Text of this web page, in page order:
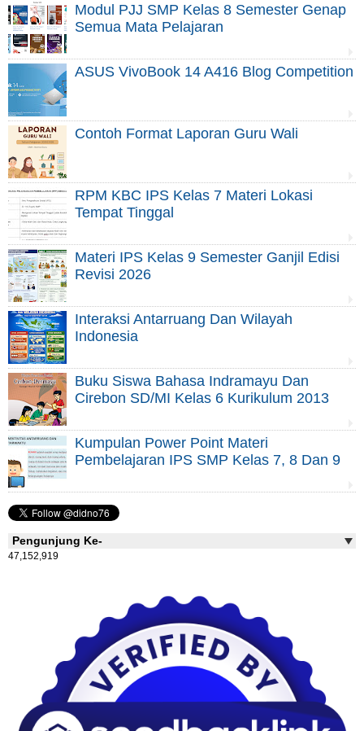
Modul PJJ SMP Kelas 8 Semester Genap
Semua Mata Pelajaran
ASUS VivoBook 14 A416 Blog Competition
Contoh Format Laporan Guru Wali
RPM KBC IPS Kelas 7 Materi Lokasi
Tempat Tinggal
Materi IPS Kelas 9 Semester Ganjil Edisi
Revisi 2026
Interaksi Antarruang Dan Wilayah
Indonesia
Buku Siswa Bahasa Indramayu Dan
Cirebon SD/MI Kelas 6 Kurikulum 2013
Kumpulan Power Point Materi
Pembelajaran IPS SMP Kelas 7, 8 Dan 9
Pengunjung Ke-
47,152,919